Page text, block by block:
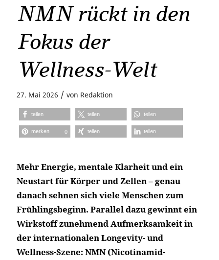
NMN rückt in den
Fokus der
Wellness-Welt
27. Mai 2026 / von Redaktion
teilen teilen teilen
merken 0 teilen teilen
Mehr Energie, mentale Klarheit und ein
Neustart für Körper und Zellen – genau
danach sehnen sich viele Menschen zum
Frühlingsbeginn. Parallel dazu gewinnt ein
Wirkstoff zunehmend Aufmerksamkeit in
der internationalen Longevity- und
Wellness-Szene: NMN (Nicotinamid-